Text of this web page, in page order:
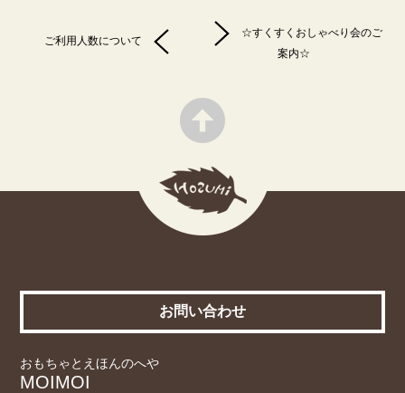
ご利用人数について
☆すくすくおしゃべり会のご
案内☆
お問い合わせ
おもちゃとえほんのへや
MOIMOI